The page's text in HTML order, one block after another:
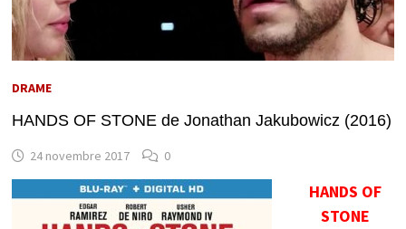
DRAME
HANDS OF STONE de Jonathan Jakubowicz (2016)
24 novembre 2017 0
HANDS OF
STONE